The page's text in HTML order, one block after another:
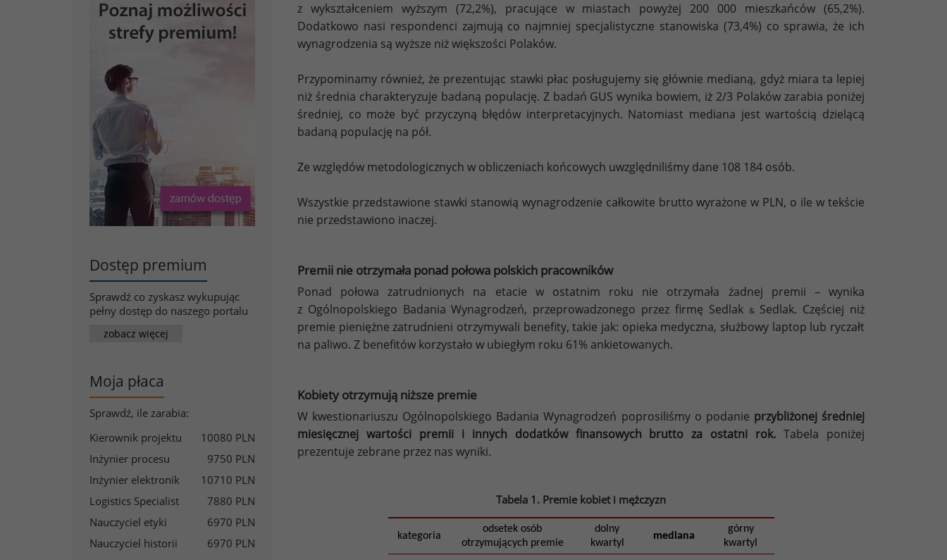
Dostęp premium
Sprawdź co zyskasz wykupując
pełny dostęp do naszego portalu
zobacz więcej
Moja płaca
Sprawdź, ile zarabia:
Kierownik projektu
10080 PLN
Inżynier procesu
9750 PLN
Inżynier elektronik
10710 PLN
Logistics Specialist
7880 PLN
Nauczyciel etyki
6970 PLN
Nauczyciel historii
6970 PLN
z wykształceniem wyższym (72,2%), pracujące w miastach powyżej 200 000 mieszkańców (65,2%).
Dodatkowo nasi respondenci zajmują co najmniej specjalistyczne stanowiska (73,4%) co sprawia, że ich
wynagrodzenia są wyższe niż większości Polaków.
Przypominamy również, że prezentując stawki płac posługujemy się głównie medianą, gdyż miara ta lepiej
niż średnia charakteryzuje badaną populację. Z badań GUS wynika bowiem, iż 2/3 Polaków zarabia poniżej
średniej, co może być przyczyną błędów interpretacyjnych. Natomiast mediana jest wartością dzielącą
badaną populację na pół.
Ze względów metodologicznych w obliczeniach końcowych uwzględniliśmy dane 108 184 osób.
Wszystkie przedstawione stawki stanowią wynagrodzenie całkowite brutto wyrażone w PLN, o ile w tekście
nie przedstawiono inaczej.
Premii nie otrzymała ponad połowa polskich pracowników
Ponad połowa zatrudnionych na etacie w ostatnim roku nie otrzymała żadnej premii – wynika
z Ogólnopolskiego Badania Wynagrodzeń, przeprowadzonego przez firmę Sedlak &Sedlak. Częściej niż
premie pieniężne zatrudnieni otrzymywali benefity, takie jak: opieka medyczna, służbowy laptop lub ryczałt
na paliwo. Z benefitów korzystało w ubiegłym roku 61% ankietowanych.
Kobiety otrzymują niższe premie
W kwestionariuszu Ogólnopolskiego Badania Wynagrodzeń poprosiliśmy o podanie przybliżonej średniej
miesięcznej wartości premii i innych dodatków finansowych brutto za ostatni rok. Tabela poniżej
prezentuje zebrane przez nas wyniki.
Tabela 1. Premie kobiet i mężczyzn
kategoria
odsetek osób
otrzymujących premie
dolny
kwartyl
mediana
górny
kwartyl